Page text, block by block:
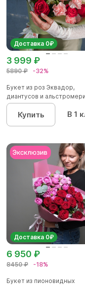
Доставка 0₽
5890 ₽ -32%
3 999 ₽
Букет из роз Эквадор,
диантусов и
Купить В 1
Доставка 0₽
8450 ₽ -18%
6 950 ₽
Букет из пионовидных